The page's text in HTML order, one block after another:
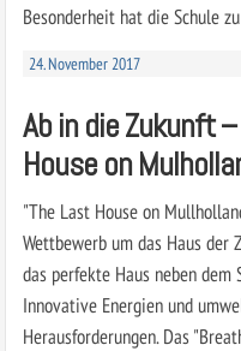
Besonderheit hat die Schule
24. November 2017
Ab in die Zukunft
House on
"The Last House on
Wettbewerb um das Haus der
das perfekte Haus neben dem
Innovative Energien und
Herausforderungen. Das